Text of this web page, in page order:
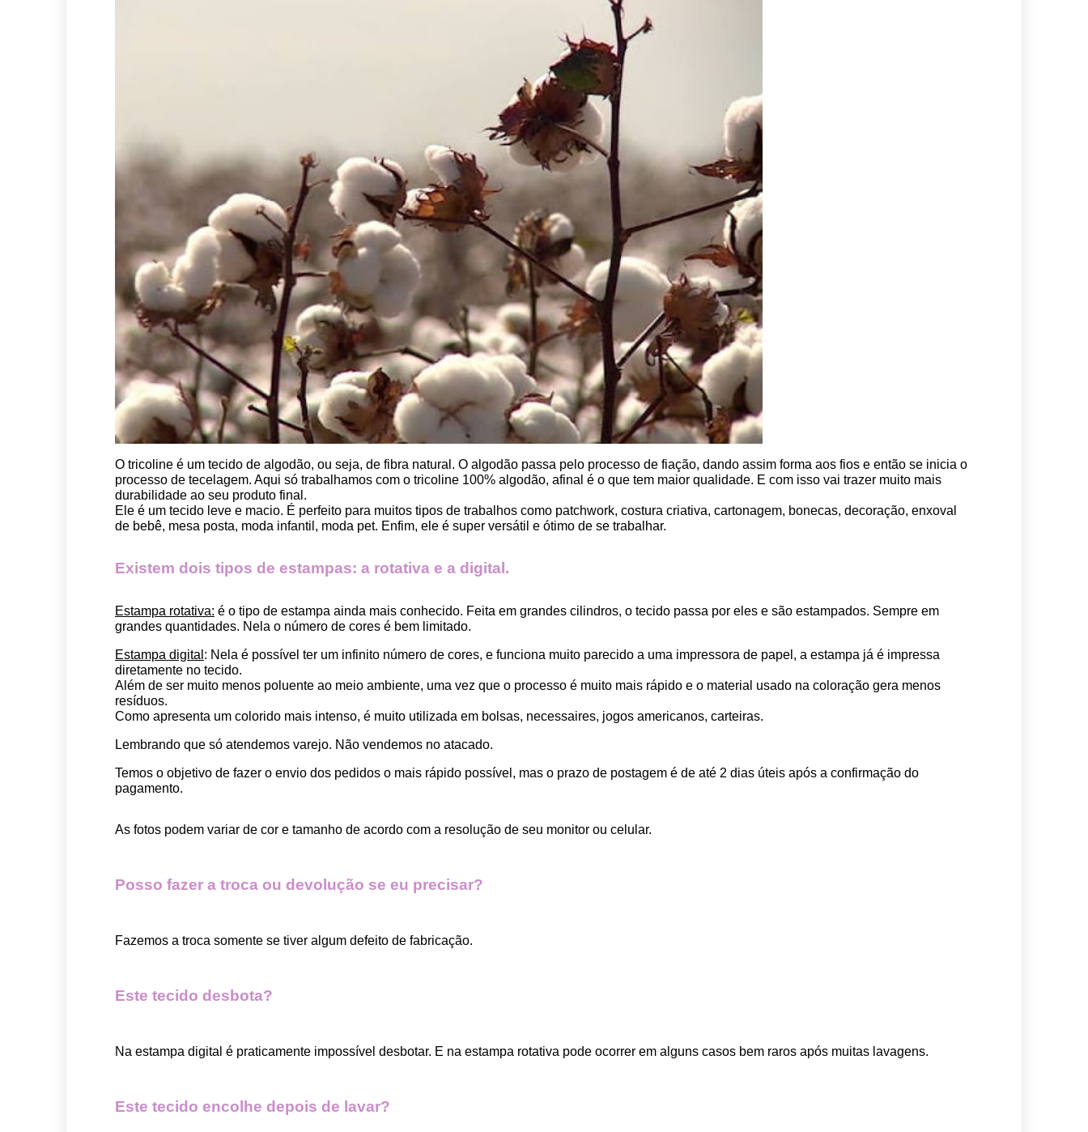
O tricoline é um tecido de algodão, ou seja, de fibra natural. O algodão passa pelo processo de fiação, dando assim forma aos fios e então se inicia o
processo de tecelagem. Aqui só trabalhamos com o tricoline 100% algodão, afinal é o que tem maior qualidade. E com isso vai trazer muito mais
durabilidade ao seu produto final.
Ele é um tecido leve e macio. É perfeito para muitos tipos de trabalhos como patchwork, costura criativa, cartonagem, bonecas, decoração, enxoval
de bebê, mesa posta, moda infantil, moda pet. Enfim, ele é super versátil e ótimo de se trabalhar.
Existem dois tipos de estampas: a rotativa e a digital.
Estampa rotativa: é o tipo de estampa ainda mais conhecido. Feita em grandes cilindros, o tecido passa por eles e são estampados. Sempre em
grandes quantidades. Nela o número de cores é bem limitado.
Estampa digital : Nela é possível ter um infinito número de cores, e funciona muito parecido a uma impressora de papel, a estampa já é impressa
diretamente no tecido.
Além de ser muito menos poluente ao meio ambiente, uma vez que o processo é muito mais rápido e o material usado na coloração gera menos
resíduos.
Como apresenta um colorido mais intenso, é muito utilizada em bolsas, necessaires, jogos americanos, carteiras.
Lembrando que só atendemos varejo. Não vendemos no atacado.
Temos o objetivo de fazer o envio dos pedidos o mais rápido possível, mas o prazo de postagem é de até 2 dias úteis após a confirmação do
pagamento.
As fotos podem variar de cor e tamanho de acordo com a resolução de seu monitor ou celular.
Posso fazer a troca ou devolução se eu precisar?
Fazemos a troca somente se tiver algum defeito de fabricação.
Este tecido desbota?
Na estampa digital é praticamente impossível desbotar. E na estampa rotativa pode ocorrer em alguns casos bem raros após muitas lavagens.
Este tecido encolhe depois de lavar?